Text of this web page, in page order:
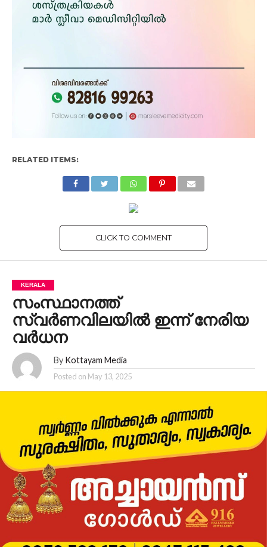
RELATED ITEMS:
CLICK TO COMMENT
KERALA
സംസ്ഥാനത്ത്
സ്വർണവിലയിൽ ഇന്ന് നേരിയ
വർധന
By Kottayam Media
Posted on May 13, 2025